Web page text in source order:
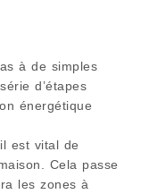
à de simples
d’étapes
énergétique
est vital de
Cela passe
les zones à